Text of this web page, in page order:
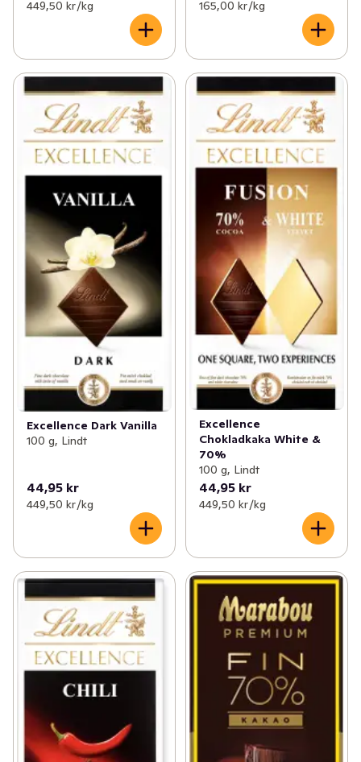
449,50 kr /kg 165,00 kr /kg
Excellence Dark Vanilla
100 g, Lindt
44,95 kr
449,50 kr /kg
Excellence
Chokladkaka White &
70%
100 g, Lindt
44,95 kr
449,50 kr /kg